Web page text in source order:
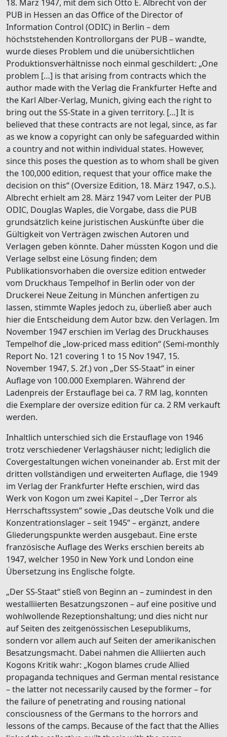
18. März 1947, mit dem sich Otto E. Albrecht von der
PUB in Hessen an das Office of the Director of
Information Control (ODIC) in Berlin – dem
höchststehenden Kontrollorgans der PUB – wandte,
wurde dieses Problem und die unübersichtlichen
Produktionsverhältnisse noch einmal geschildert: „One
problem […] is that arising from contracts which the
author made with the Verlag die Frankfurter Hefte and
the Karl Alber-Verlag, Munich, giving each the right to
bring out the SS-State in a given territory. […] It is
believed that these contracts are not legal, since, as far
as we know a copyright can only be safeguarded within
a country and not within individual states. However,
since this poses the question as to whom shall be given
the 100,000 edition, request that your office make the
decision on this“ (Oversize Edition, 18. März 1947, o.S.).
Albrecht erhielt am 28. März 1947 vom Leiter der PUB
ODIC, Douglas Waples, die Vorgabe, dass die PUB
grundsätzlich keine juristischen Auskünfte über die
Gültigkeit von Verträgen zwischen Autoren und
Verlagen geben könnte. Daher müssten Kogon und die
Verlage selbst eine Lösung finden; dem
Publikationsvorhaben die oversize edition entweder
vom Druckhaus Tempelhof in Berlin oder von der
Druckerei Neue Zeitung in München anfertigen zu
lassen, stimmte Waples jedoch zu, überließ aber auch
hier die Entscheidung dem Autor bzw. den Verlagen. Im
November 1947 erschien im Verlag des Druckhauses
Tempelhof die „low-priced mass edition“ (Semi-monthly
Report No. 121 covering 1 to 15 Nov 1947, 15.
November 1947, S. 2f.) von „Der SS-Staat“ in einer
Auflage von 100.000 Exemplaren. Während der
Ladenpreis der Erstauflage bei ca. 7 RM lag, konnten
die Exemplare der oversize edition für ca. 2 RM verkauft
werden.
Inhaltlich unterschied sich die Erstauflage von 1946
trotz verschiedener Verlagshäuser nicht; lediglich die
Covergestaltungen wichen voneinander ab. Erst mit der
dritten vollständigen und erweiterten Auflage, die 1949
im Verlag der Frankfurter Hefte erschien, wird das
Werk von Kogon um zwei Kapitel – „Der Terror als
Herrschaftssystem“ sowie „Das deutsche Volk und die
Konzentrationslager – seit 1945“ – ergänzt, andere
Gliederungspunkte werden ausgebaut. Eine erste
französische Auflage des Werks erschien bereits ab
1947, welcher 1950 in New York und London eine
Übersetzung ins Englische folgte.
„Der SS-Staat“ stieß von Beginn an – zumindest in den
westalliierten Besatzungszonen – auf eine positive und
wohlwollende Rezeptionshaltung; und dies nicht nur
auf Seiten des zeitgenössischen Lesepublikums,
sondern vor allem auch auf Seiten der amerikanischen
Besatzungsmacht. Dabei nahmen die Alliierten auch
Kogons Kritik wahr: „Kogon blames crude Allied
propaganda techniques and German mental resistance
– the latter not necessarily caused by the former – for
the failure of penetrating and rousing national
consciousness of the Germans to the horrors and
lessons of the camps. Because of the fact that the Allies